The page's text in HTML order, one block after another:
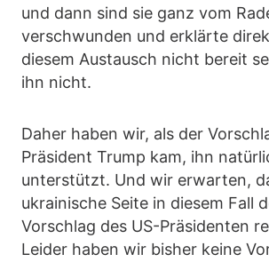
und dann sind sie ganz vom
verschwunden und erklärte
diesem Austausch nicht bereit
ihn nicht.
Daher haben wir, als der
Präsident Trump kam, ihn
unterstützt. Und wir erwarten,
ukrainische Seite in diesem Fall
Vorschlag des US-Präsidenten
Leider haben wir bisher keine